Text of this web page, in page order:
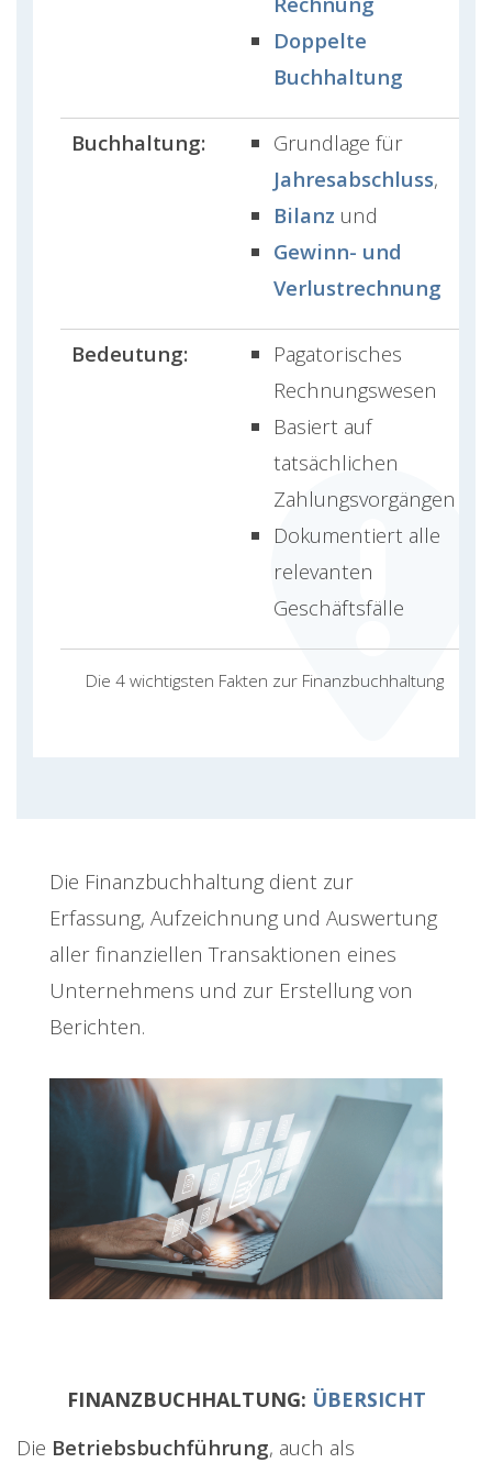
Die 4 wichtigsten Fakten zur Finanzbuchhaltung
Doppelte
Buchhaltung
Buchhaltung:
Grundlage für
Jahresabschluss,
Bilanz und
Gewinn- und
Verlustrechnung
Bedeutung:
Pagatorisches
Rechnungswesen
Basiert auf
tatsächlichen
Zahlungsvorgängen
Dokumentiert alle
relevanten
Geschäftsfälle
Die Finanzbuchhaltung dient zur
Erfassung, Aufzeichnung und Auswertung
aller finanziellen Transaktionen eines
Unternehmens und zur Erstellung von
Berichten.
FINANZBUCHHALTUNG: ÜBERSICHT
Die Betriebsbuchführung, auch als